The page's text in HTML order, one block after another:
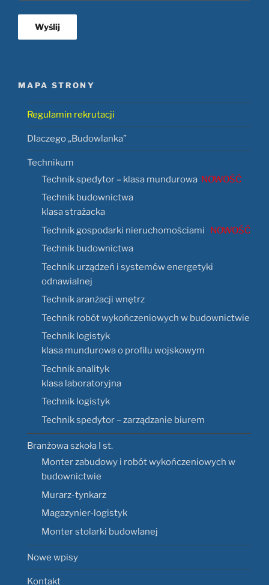
MAPA STRONY
Regulamin rekrutacji
Dlaczego „Budowlanka”
Technikum
Technik spedytor – klasa mundurowa NOWOŚĆ
Technik budownictwa
klasa strażacka
Technik gospodarki nieruchomościami
NOWOŚĆ
Technik budownictwa
Technik urządzeń i systemów energetyki
odnawialnej
Technik aranżacji wnętrz
Technik robót wykończeniowych w budownictwie
Technik logistyk
klasa mundurowa o profilu wojskowym
Technik analityk
klasa laboratoryjna
Technik logistyk
Technik spedytor – zarządzanie biurem
Branżowa szkoła I st.
Monter zabudowy i robót wykończeniowych w
budownictwie
Murarz-tynkarz
Magazynier-logistyk
Monter stolarki budowlanej
Nowe wpisy
Kontakt